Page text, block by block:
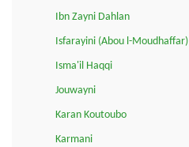
Ibn Zayni Dahlan
Isfarayini (Abou l-Moudhaffar)
Isma'il Haqqi
Jouwayni
Karan Koutoubo
Karmani